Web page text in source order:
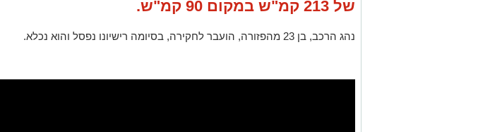
של 213 קמ"ש במקום 90 קמ"ש.
נהג הרכב, בן 23 מהפזורה, הועבר לחקירה, בסיומה רישיונו נפסל והוא נכלא.